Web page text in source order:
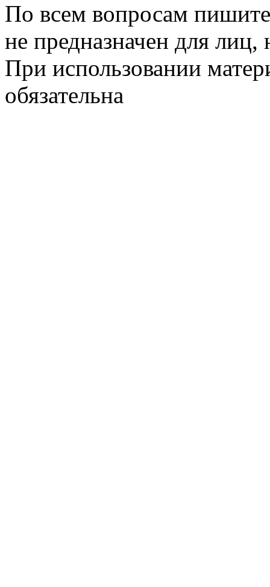
По всем вопросам
не предназначен для
При использовании
обязательна